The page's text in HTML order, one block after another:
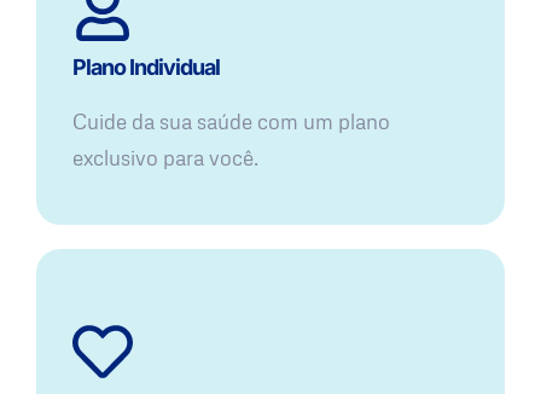
Plano Individual
Cuide da sua saúde com um plano
exclusivo para você.